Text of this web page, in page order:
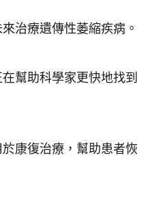
治療遺傳性萎縮疾病。
幫助科學家更快地找到
康復治療，幫助患者恢